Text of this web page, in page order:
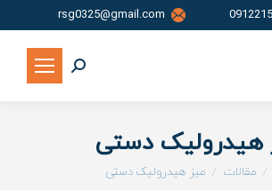
rsg0325@gmail.com
جستجو:
هیدرولیک دستی
هستید:مقالات میز هیدرولیک دستی